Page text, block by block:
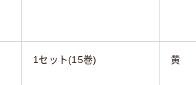
1セット(15巻) 黄